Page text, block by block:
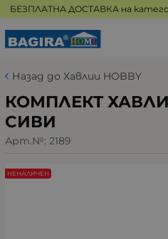
БЕЗПЛАТНА ДОСТАВКА на
Назад до Хавлии HOBBY
КОМПЛЕКТ
СИВИ
Арт.№: 2189
НЕНАЛИЧЕН